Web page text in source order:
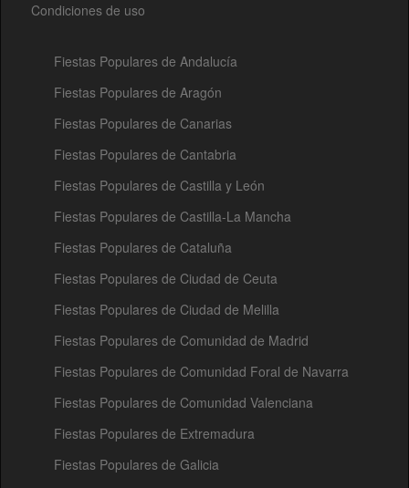
Condiciones de uso
Fiestas Populares de Andalucía
Fiestas Populares de Aragón
Fiestas Populares de Canarias
Fiestas Populares de Cantabria
Fiestas Populares de Castilla y León
Fiestas Populares de Castilla-La Mancha
Fiestas Populares de Cataluña
Fiestas Populares de Ciudad de Ceuta
Fiestas Populares de Ciudad de Melilla
Fiestas Populares de Comunidad de Madrid
Fiestas Populares de Comunidad Foral de Navarra
Fiestas Populares de Comunidad Valenciana
Fiestas Populares de Extremadura
Fiestas Populares de Galicia